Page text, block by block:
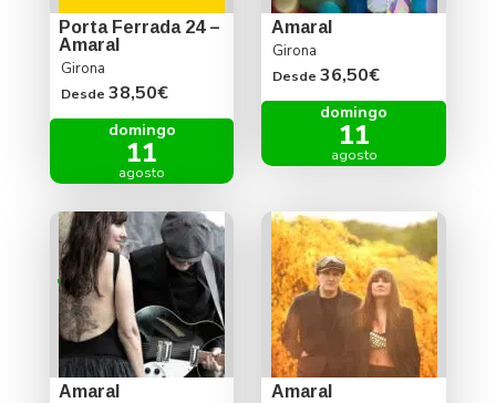
Porta Ferrada 24 –
Amaral
Girona
Desde 38,50€
domingo
11
agosto
Amaral
Girona
Desde 36,50€
domingo
11
agosto
Amaral Amaral